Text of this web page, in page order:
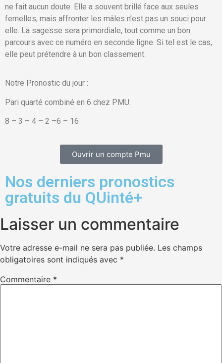
ne fait aucun doute. Elle a souvent brillé face aux seules
femelles, mais affronter les mâles n’est pas un souci pour
elle. La sagesse sera primordiale, tout comme un bon
parcours avec ce numéro en seconde ligne. Si tel est le cas,
elle peut prétendre à un bon classement.
Notre Pronostic du jour :
Pari quarté combiné en 6 chez PMU:
8 – 3 – 4 – 2 –6 – 16
Ouvrir un compte Pmu
Nos derniers pronostics
gratuits du QUinté+
Laisser un commentaire
Votre adresse e-mail ne sera pas publiée. Les champs
obligatoires sont indiqués avec *
Commentaire *